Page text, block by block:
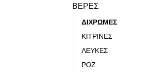
ΒΕΡΕΣ
ΔΙΧΡΩΜΕΣ
ΚΙΤΡΙΝΕΣ
ΛΕΥΚΕΣ
ΡΟΖ